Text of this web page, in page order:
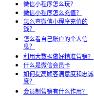
微信小程序怎么玩？
微信小程序怎么充值？
怎么查微信小程序充值的
钱？
怎么看自己账户的个人信
息？
利用大数据做好精准营销？
什么是微信会员卡
如何提高顾客满意度和忠诚
度？
会员制营销有什么作用？